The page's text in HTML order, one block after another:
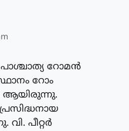
പാശ്ചാത്യ റോമന്‍
റോം
ആയിരുന്നു.
പീറ്റര്‍